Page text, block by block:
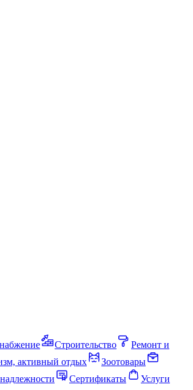
Строительство
Ремонт и
активный отдых
Зоотовары
Сертификаты
Услуги